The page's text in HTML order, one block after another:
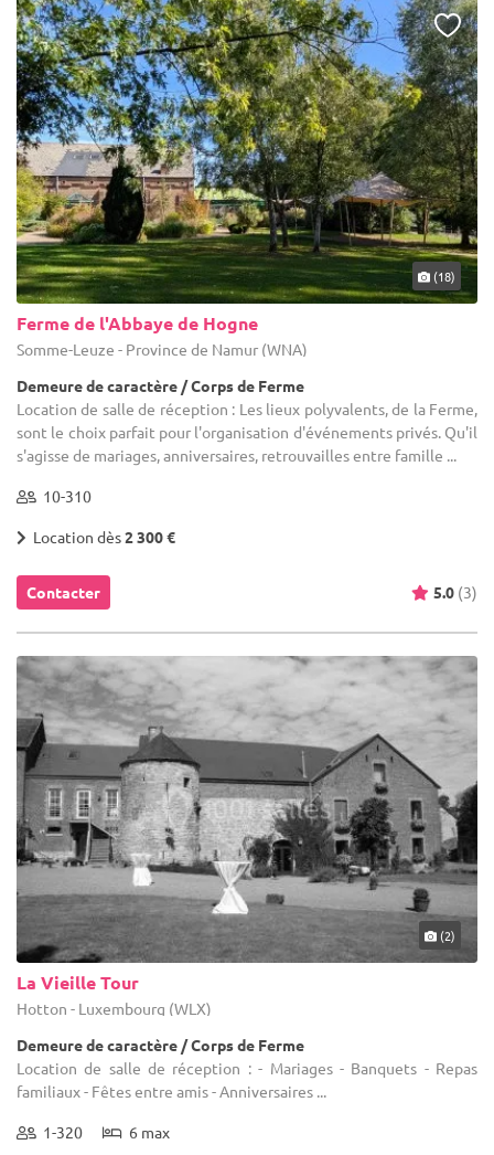
(18)
Ferme de l'Abbaye de Hogne
Somme-Leuze - Province de Namur (WNA)
Demeure de caractère / Corps de Ferme
Location de salle de réception : Les lieux polyvalents, de la Ferme,
sont le choix parfait pour l'organisation d'événements privés. Qu'il
s'agisse de mariages, anniversaires, retrouvailles entre famille ...
10-310
Location dès2 300 €
Contacter 5.0 (3)
(2)
La Vieille Tour
Hotton - Luxembourg (WLX)
Demeure de caractère / Corps de Ferme
Location de salle de réception : - Mariages - Banquets - Repas
familiaux - Fêtes entre amis - Anniversaires ...
1-320 6 max